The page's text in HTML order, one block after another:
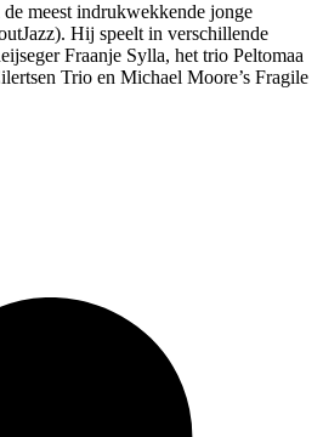
meest indrukwekkende jonge
Hij speelt in verschillende
Fraanje Sylla, het trio Peltomaa
Trio en Michael Moore’s Fragile